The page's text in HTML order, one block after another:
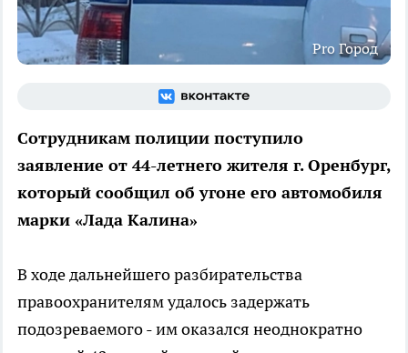
Pro Город
Сотрудникам полиции поступило
заявление от 44-летнего жителя г. Оренбург,
который сообщил об угоне его автомобиля
марки «Лада Калина»
В ходе дальнейшего разбирательства
правоохранителям удалось задержать
подозреваемого - им оказался неоднократно